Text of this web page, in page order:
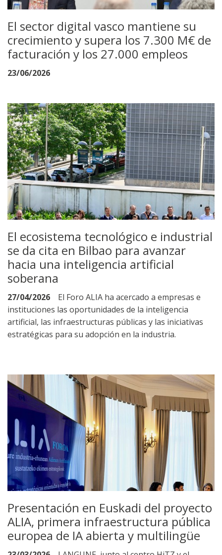
El sector digital vasco mantiene su
crecimiento y supera los 7.300 M€ de
facturación y los 27.000 empleos
23/06/2026
El ecosistema tecnológico e industrial
se da cita en Bilbao para avanzar
hacia una inteligencia artificial
soberana
27/04/2026
El Foro ALIA ha acercado a empresas e
instituciones las oportunidades de la inteligencia
artificial, las infraestructuras públicas y las iniciativas
estratégicas para su adopción en la industria.
Presentación en Euskadi del proyecto
ALIA, primera infraestructura pública
europea de IA abierta y multilingüe